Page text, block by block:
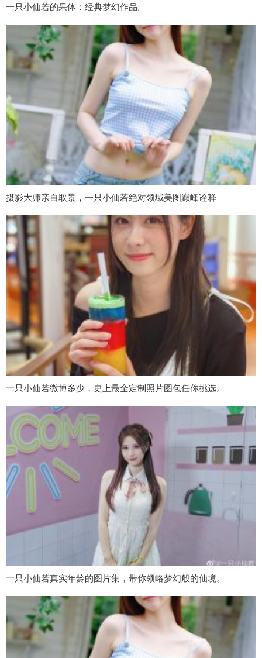
一只小仙若的果体：经典梦幻作品。
摄影大师亲自取景，一只小仙若绝对领域美图巅峰诠释
一只小仙若微博多少，史上最全定制照片图包任你挑选。
一只小仙若真实年龄的图片集，带你领略梦幻般的仙境。